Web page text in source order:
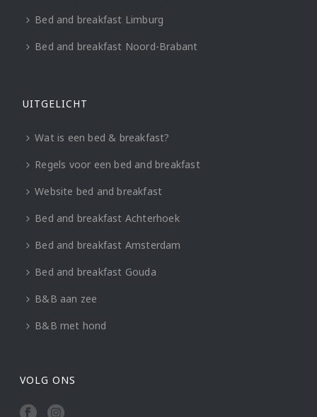
Bed and breakfast Limburg
Bed and breakfast Noord-Brabant
UITGELICHT
Wat is een bed & breakfast?
Regels voor een bed and breakfast
Website bed and breakfast
Bed and breakfast Achterhoek
Bed and breakfast Amsterdam
Bed and breakfast Gouda
B&B aan zee
B&B met hond
VOLG ONS